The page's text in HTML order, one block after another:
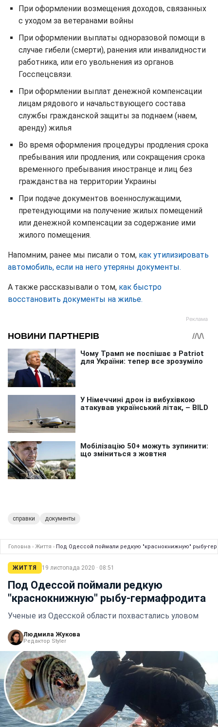
При оформлении возмещения доходов, связанных
с уходом за ветеранами войны
При оформлении выплаты одноразовой помощи в
случае гибели (смерти), ранения или инвалидности
работника, или его увольнения из органов
Госспецсвязи.
При оформлении выплат денежной компенсации
лицам рядового и начальствующего состава
службы гражданской защиты за поднаем (наем,
аренду) жилья
Во время оформления процедуры продления срока
пребывания или продления, или сокращения срока
временного пребывания иностранце и лиц без
гражданства на территории Украины
При подаче документов военнослужащими,
претендующими на получение жилых помещений
или денежной компенсации за содержание ими
жилого помещения.
Напомним, ранее мы писали о том, как утилизировать
автомобиль, если на него утеряны документы.
А также рассказывали о том, как быстро
восстановить документы на жилье.
справки документы
Головна › Життя › Под Одессой поймали редкую "краснокнижную" рыбу-
ЖИТТЯ 19 листопада 2020 · 08:51
Под Одессой поймали редкую
"краснокнижную" рыбу-гермафродита
Ученые из Одесской области похвастались уловом
Людмила Жукова
Редактор Styler